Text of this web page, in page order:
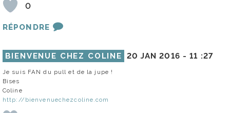
0
RÉPONDRE
BIENVENUE CHEZ COLINE 20 JAN 2016 -11 :27
Je suis FAN du pull et de la jupe !
Bises
Coline
http://bienvenuechezcoline.com